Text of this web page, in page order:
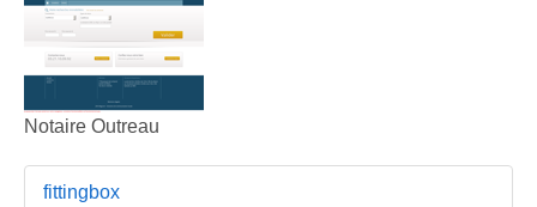
Notaire Outreau
fittingbox